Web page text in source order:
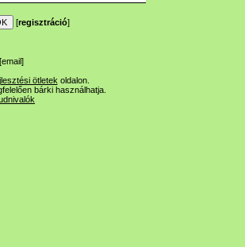
[regisztráció]
[email]
ötletek oldalon.
bárki használhatja.